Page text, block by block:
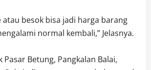
atau besok bisa jadi harga barang
normal kembali,” Jelasnya.
Pasar Betung, Pangkalan Balai,